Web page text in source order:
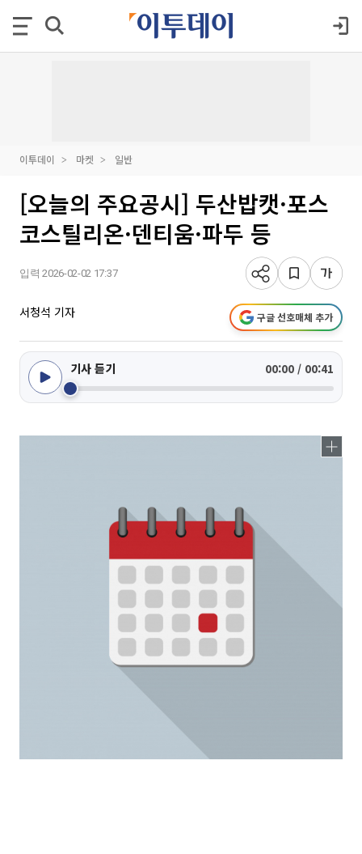
이투데이 마켓 일반
[오늘의 주요공시] 두산밥캣·포스
코스틸리온·덴티움·파두 등
입력 2026-02-02 17:37
서청석 기자 구글 선호매체 추가
기사 듣기 00:00 / 00:41